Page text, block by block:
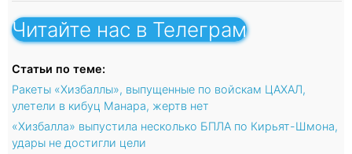
Читайте нас в Телеграм
Статьи по теме:
Ракеты «Хизбаллы», выпущенные по войскам ЦАХАЛ,
улетели в кибуц Манара, жертв нет
«Хизбалла» выпустила несколько БПЛА по Кирьят-Шмона,
удары не достигли цели